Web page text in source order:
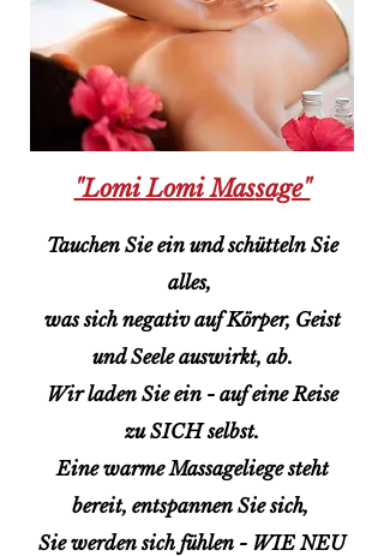
"Lomi Lomi Massage"
Tauchen Sie ein und schütteln Sie
alles,
was sich negativ auf Körper, Geist
und Seele auswirkt, ab.
Wir laden Sie ein - auf eine Reise
zu SICH selbst.
Eine warme Massageliege steht
bereit, entspannen Sie sich,
Sie werden sich fühlen - WIE NEU